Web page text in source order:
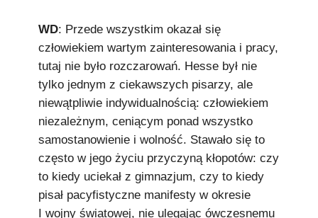
WD: Przede wszystkim okazał się
człowiekiem wartym zainteresowania i pracy,
tutaj nie było rozczarowań. Hesse był nie
tylko jednym z ciekawszych pisarzy, ale
niewątpliwie indywidualnością: człowiekiem
niezależnym, ceniącym ponad wszystko
samostanowienie i wolność. Stawało się to
często w jego życiu przyczyną kłopotów: czy
to kiedy uciekał z gimnazjum, czy to kiedy
pisał pacyfistyczne manifesty w okresie
I wojny światowej, nie ulegając ówczesnemu